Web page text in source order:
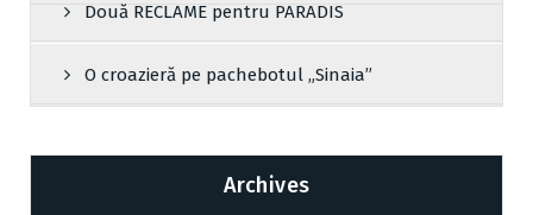
Două RECLAME pentru PARADIS
O croazieră pe pachebotul „Sinaia”
Archives